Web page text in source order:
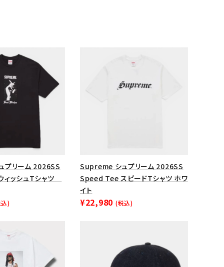
プリーム 2026SS
ッシュTシャツ
)
Supreme シュプリーム 2026SS
Speed Tee スピードTシャツ ホワ
イト
¥22,980 (税込)